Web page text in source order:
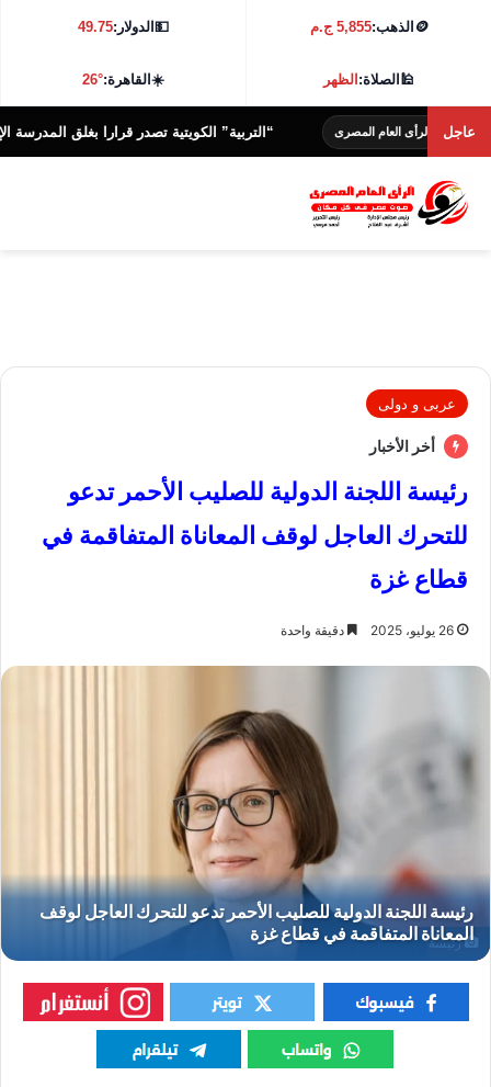
🪙 الذهب:5,855 ج.م 💵الدولار:49.75
🕌الصلاة:الظهر ☀️القاهرة:26°
عاجل
الرأى العام المصرى “التربية” الكويتية تصدر قرارا بغلق المدرسة الإيرانية
عربى و دولى
أخر الأخبار
رئيسة اللجنة الدولية للصليب الأحمر تدعو
للتحرك العاجل لوقف المعاناة المتفاقمة في
قطاع غزة
26 يوليو، 2025 دقيقة واحدة
رئيسة